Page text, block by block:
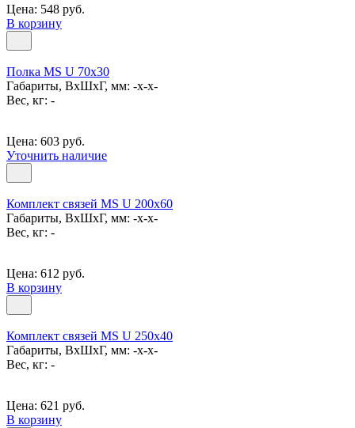
Цена: 548 руб.
В корзину
Полка MS U 70х30
Габариты, ВxШxГ, мм: -x-x-
Вес, кг: -
Цена: 603 руб.
Уточнить наличие
Комплект связей MS U 200x60
Габариты, ВxШxГ, мм: -x-x-
Вес, кг: -
Цена: 612 руб.
В корзину
Комплект связей MS U 250x40
Габариты, ВxШxГ, мм: -x-x-
Вес, кг: -
Цена: 621 руб.
В корзину